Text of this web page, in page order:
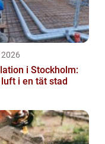
2026
i Stockholm:
i en tät stad